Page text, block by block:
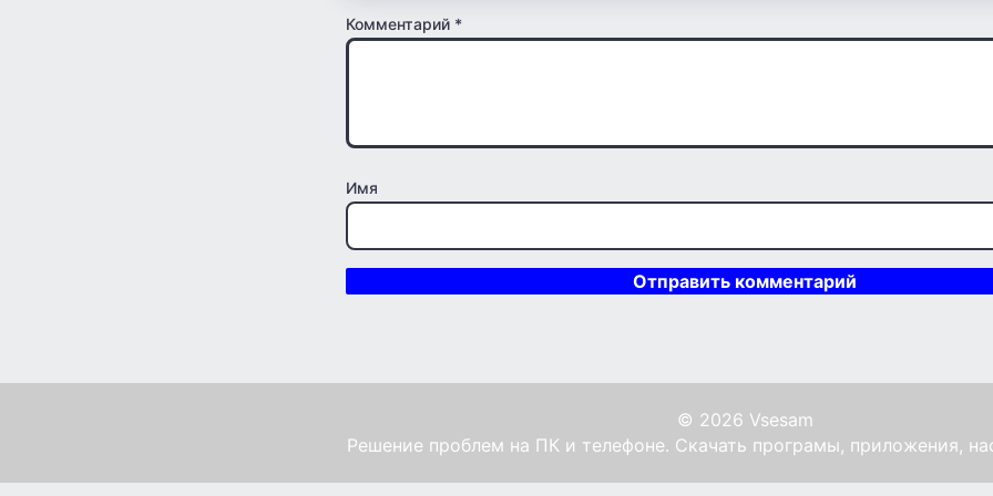
Комментарий *
Имя
© 2026 Vsesam
Решение проблем на ПК и телефоне. Скачать програмы, приложения,